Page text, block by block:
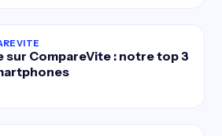
sur CompareVite : notre top 3